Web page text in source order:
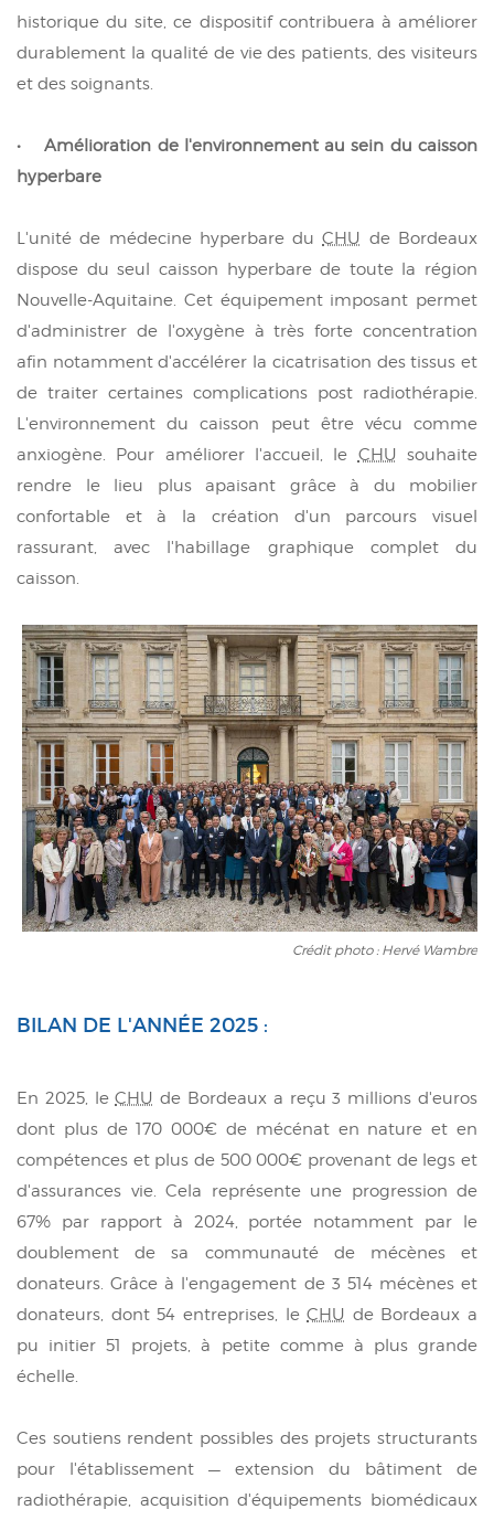
historique du site, ce dispositif contribuera à améliorer
durablement la qualité de vie des patients, des visiteurs
et des soignants.
• Amélioration de l'environnement au sein du caisson
hyperbare
L'unité de médecine hyperbare duCHU de Bordeaux
dispose du seul caisson hyperbare de toute la région
Nouvelle-Aquitaine. Cet équipement imposant permet
d'administrer de l'oxygène à très forte concentration
afin notamment d'accélérer la cicatrisation des tissus et
de traiter certaines complications post radiothérapie.
L'environnement du caisson peut être vécu comme
anxiogène. Pour améliorer l'accueil, le CHU souhaite
rendre le lieu plus apaisant grâce à du mobilier
confortable et à la création d'un parcours visuel
rassurant, avec l'habillage graphique complet du
caisson.
Crédit photo : Hervé Wambre
BILAN DE L'ANNÉE 2025 :
En 2025, leCHU de Bordeaux a reçu 3 millions d'euros
dont plus de 170 000€ de mécénat en nature et en
compétences et plus de 500 000€ provenant de legs et
d'assurances vie. Cela représente une progression de
67% par rapport à 2024, portée notamment par le
doublement de sa communauté de mécènes et
donateurs. Grâce à l'engagement de 3 514 mécènes et
donateurs, dont 54 entreprises, leCHU de Bordeaux a
pu initier 51 projets, à petite comme à plus grande
échelle.
Ces soutiens rendent possibles des projets structurants
pour l'établissement — extension du bâtiment de
radiothérapie, acquisition d'équipements biomédicaux